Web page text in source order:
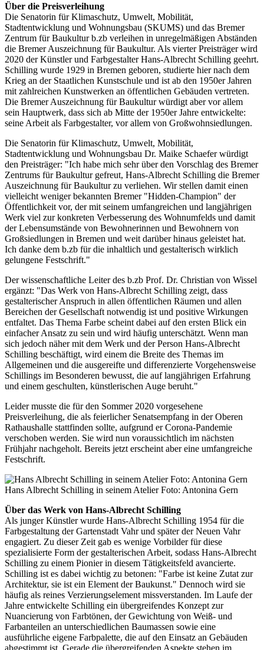
Über die Preisverleihung
Die Senatorin für Klimaschutz, Umwelt, Mobilität,
Stadtentwicklung und Wohnungsbau (SKUMS) und das Bremer
Zentrum für Baukultur b.zb verleihen in unregelmäßigen Abständen
die Bremer Auszeichnung für Baukultur. Als vierter Preisträger wird
2020 der Künstler und Farbgestalter Hans-Albrecht Schilling geehrt.
Schilling wurde 1929 in Bremen geboren, studierte hier nach dem
Krieg an der Staatlichen Kunstschule und ist ab den 1950er Jahren
mit zahlreichen Kunstwerken an öffentlichen Gebäuden vertreten.
Die Bremer Auszeichnung für Baukultur würdigt aber vor allem
sein Hauptwerk, dass sich ab Mitte der 1950er Jahre entwickelte:
seine Arbeit als Farbgestalter, vor allem von Großwohnsiedlungen.
Die Senatorin für Klimaschutz, Umwelt, Mobilität,
Stadtentwicklung und Wohnungsbau Dr. Maike Schaefer würdigt
den Preisträger: "Ich habe mich sehr über den Vorschlag des Bremer
Zentrums für Baukultur gefreut, Hans-Albrecht Schilling die Bremer
Auszeichnung für Baukultur zu verliehen. Wir stellen damit einen
vielleicht weniger bekannten Bremer "Hidden-Champion" der
Öffentlichkeit vor, der mit seinem umfangreichen und langjährigen
Werk viel zur konkreten Verbesserung des Wohnumfelds und damit
der Lebensumstände von Bewohnerinnen und Bewohnern von
Großsiedlungen in Bremen und weit darüber hinaus geleistet hat.
Ich danke dem b.zb für die inhaltlich und gestalterisch wirklich
gelungene Festschrift."
Der wissenschaftliche Leiter des b.zb Prof. Dr. Christian von Wissel
ergänzt: "Das Werk von Hans-Albrecht Schilling zeigt, dass
gestalterischer Anspruch in allen öffentlichen Räumen und allen
Bereichen der Gesellschaft notwendig ist und positive Wirkungen
entfaltet. Das Thema Farbe scheint dabei auf den ersten Blick ein
einfacher Ansatz zu sein und wird häufig unterschätzt. Wenn man
sich jedoch näher mit dem Werk und der Person Hans-Albrecht
Schilling beschäftigt, wird einem die Breite des Themas im
Allgemeinen und die ausgereifte und differenzierte Vorgehensweise
Schillings im Besonderen bewusst, die auf langjährigen Erfahrung
und einem geschulten, künstlerischen Auge beruht."
Leider musste die für den Sommer 2020 vorgesehene
Preisverleihung, die als feierlicher Senatsempfang in der Oberen
Rathaushalle stattfinden sollte, aufgrund er Corona-Pandemie
verschoben werden. Sie wird nun voraussichtlich im nächsten
Frühjahr nachgeholt. Bereits jetzt erscheint aber eine umfangreiche
Festschrift.
Hans Albrecht Schilling in seinem Atelier Foto: Antonina Gern
Über das Werk von Hans-Albrecht Schilling
Als junger Künstler wurde Hans-Albrecht Schilling 1954 für die
Farbgestaltung der Gartenstadt Vahr und später der Neuen Vahr
engagiert. Zu dieser Zeit gab es wenige Vorbilder für diese
spezialisierte Form der gestalterischen Arbeit, sodass Hans-Albrecht
Schilling zu einem Pionier in diesem Tätigkeitsfeld avancierte.
Schilling ist es dabei wichtig zu betonen: "Farbe ist keine Zutat zur
Architektur, sie ist ein Element der Baukunst." Dennoch wird sie
häufig als reines Verzierungselement missverstanden. Im Laufe der
Jahre entwickelte Schilling ein übergreifendes Konzept zur
Nuancierung von Farbtönen, der Gewichtung von Weiß- und
Farbanteilen an unterschiedlichen Baumassen sowie eine
ausführliche eigene Farbpalette, die auf den Einsatz an Gebäuden
abgestimmt ist. Gerade die übergreifenden Aspekte stehen im